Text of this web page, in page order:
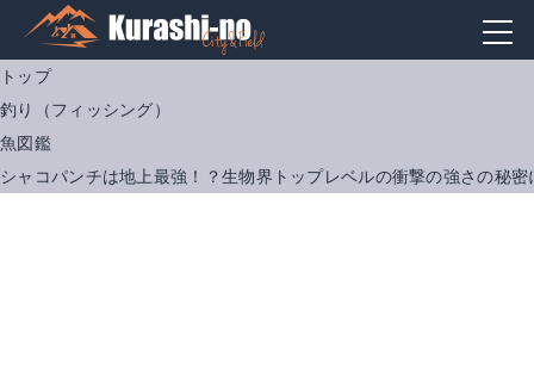
トップ
釣り（フィッシング）
魚図鑑
シャコパンチは地上最強！？生物界トップレベルの衝撃の強さの秘密